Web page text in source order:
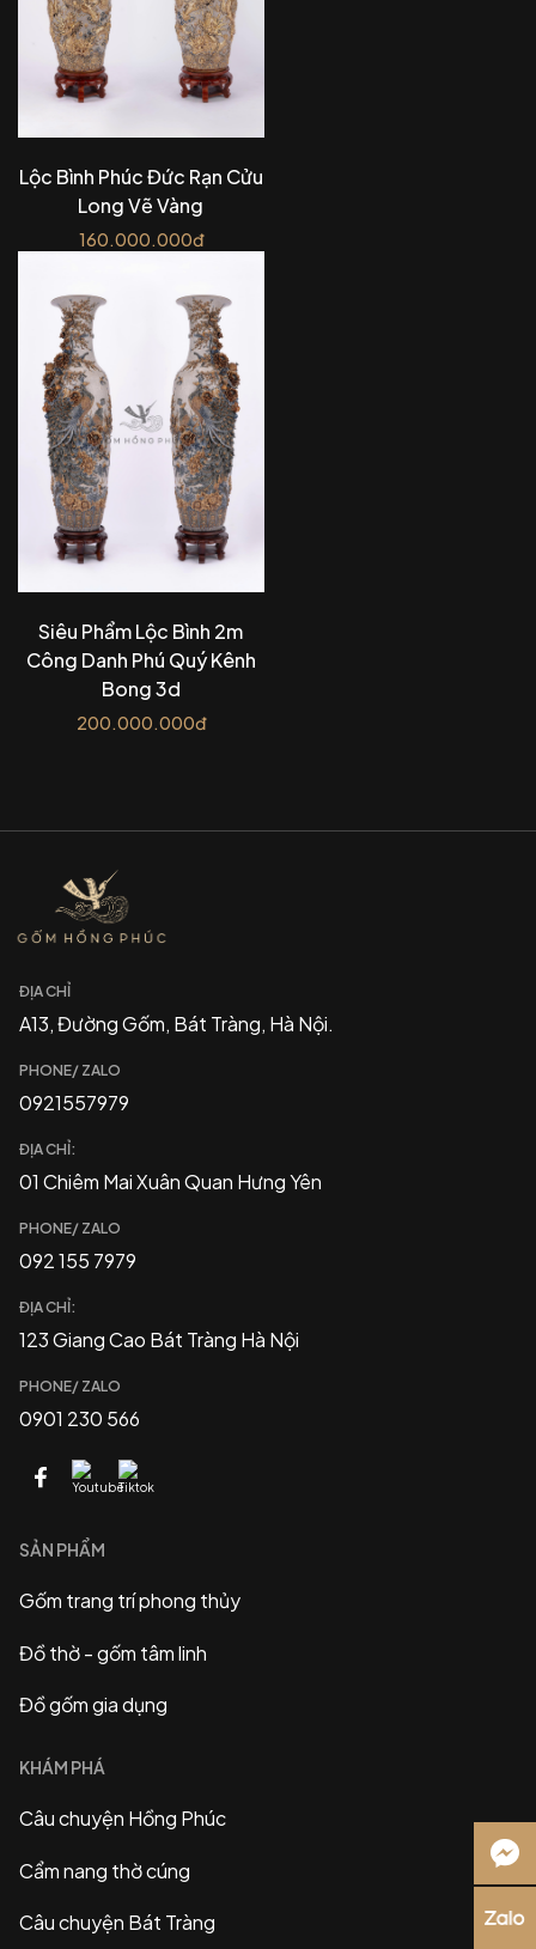
Lộc Bình Phúc Đức Rạn Cửu
Long Vẽ Vàng
160.000.000đ
Siêu Phẩm Lộc Bình 2m
Công Danh Phú Quý Kênh
Bong 3d
200.000.000đ
ĐỊA CHỈ
A13, Đường Gốm, Bát Tràng, Hà Nội.
PHONE/ ZALO
0921557979
ĐỊA CHỈ:
01 Chiêm Mai Xuân Quan Hưng Yên
PHONE/ ZALO
092 155 7979
ĐỊA CHỈ:
123 Giang Cao Bát Tràng Hà Nội
PHONE/ ZALO
0901 230 566
SẢN PHẨM
Gốm trang trí phong thủy
Đồ thờ - gốm tâm linh
Đồ gốm gia dụng
KHÁM PHÁ
Câu chuyện Hồng Phúc
Cẩm nang thờ cúng
Câu chuyện Bát Tràng